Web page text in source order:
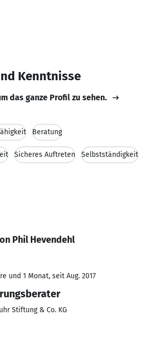
Kenntnisse
das ganze Profil zu sehen.
Beratung
Sicheres Auftreten Selbstständigkeit
Phil Hevendehl
und 1 Monat, seit Aug. 2017
Stiftung & Co. KG